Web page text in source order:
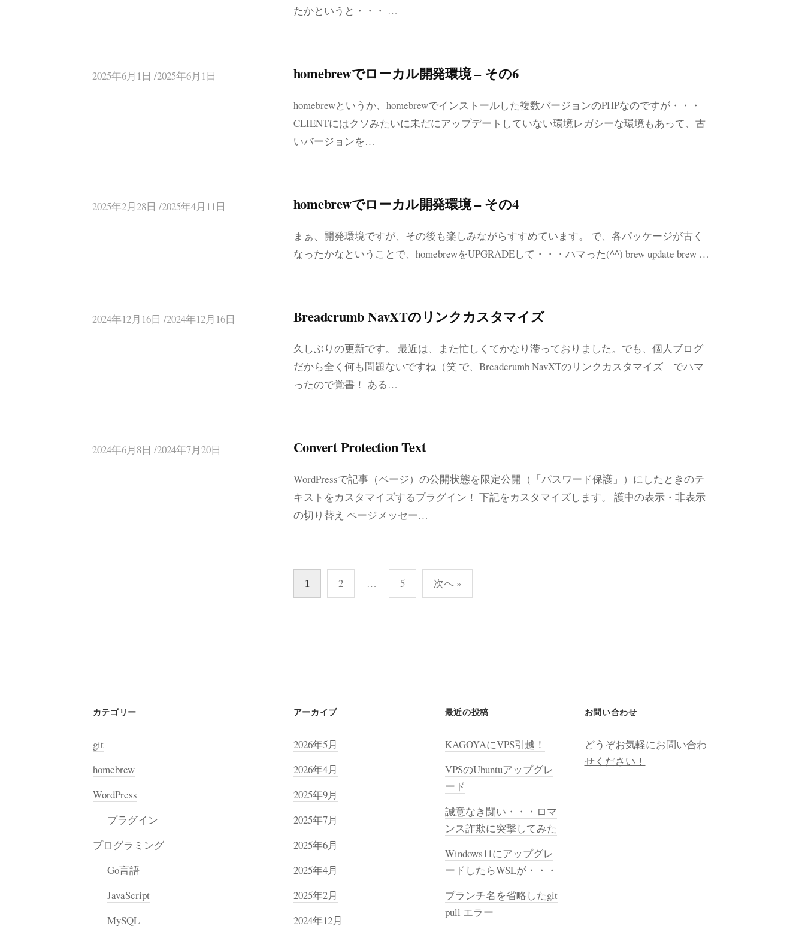
たかというと・・・ …
2025年6月1日 /2025年6月1日 homebrewでローカル開発環境 – その6
homebrewというか、homebrewでインストールした複数バージョンのPHPなのですが・・・
CLIENTにはクソみたいに未だにアップデートしていない環境レガシーな環境もあって、古
いバージョンを…
2025年2月28日 /2025年4月11日 homebrewでローカル開発環境 – その4
まぁ、開発環境ですが、その後も楽しみながらすすめています。 で、各パッケージが古く
なったかなということで、homebrewをUPGRADEして・・・ハマった(^^) brew update brew …
2024年12月16日 /2024年12月16日 Breadcrumb NavXTのリンクカスタマイズ
久しぶりの更新です。 最近は、また忙しくてかなり滞っておりました。でも、個人ブログ
だから全く何も問題ないですね（笑 で、Breadcrumb NavXTのリンクカスタマイズ でハマ
ったので覚書！ ある…
2024年6月8日 /2024年7月20日 Convert Protection Text
WordPressで記事（ページ）の公開状態を限定公開（「パスワード保護」）にしたときのテ
キストをカスタマイズするプラグイン！ 下記をカスタマイズします。 護中の表示・非表示
の切り替え ページメッセー…
投
稿
り
1 2 … 5 次へ »
カテゴリー
git
homebrew
WordPress
プラグイン
プログラミング
Go言語
JavaScript
MySQL
アーカイブ
2026年5月
2026年4月
2025年9月
2025年7月
2025年6月
2025年4月
2025年2月
2024年12月
最近の投稿
KAGOYAにVPS引越！
VPSのUbuntuアップグレ
ード
誠意なき闘い・・・ロマ
ンス詐欺に突撃してみた
Windows11にアップグレ
ードしたらWSLが・・・
ブランチ名を省略したgit
pull エラー
お問い合わせ
どうぞお気軽にお問い合わ
せください！